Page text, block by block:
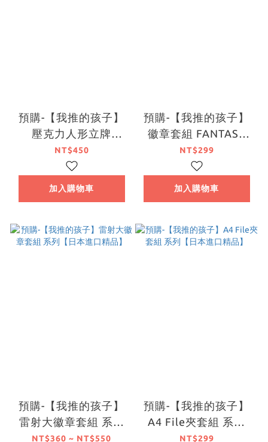
預購-【我推的孩子】
壓克力人形立牌
FANTASY FOREST
ver. 系列【日本進口精
品】
NT$450
加入購物車
預購-【我推的孩子】
徽章套組 FANTASY
FOREST ver. 系列【日
本進口精品】
NT$299
加入購物車
預購-【我推的孩子】
雷射大徽章套組 系列
【日本進口精品】
NT$360 ~ NT$550
預購-【我推的孩子】
A4 File夾套組 系列
【日本進口精品】
NT$299